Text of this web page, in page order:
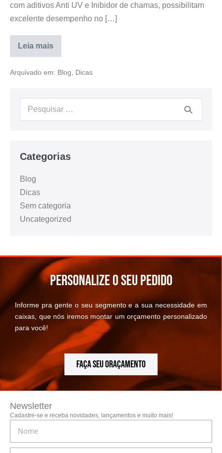
com aditivos Anti UV e Inibidor de chamas, possibilitam
excelente desempenho no […]
Leia mais
Arquivado em: Blog Dicas
Categorias
Blog
Dicas
Sem categoria
Uncategorized
FAÇA SEU ORAÇAMENTO
Personalize o seu pedido
Informe pra gente o seu segmento e a sua necessidade em
caixas, que nós iremos montar um orçamento personalizado
para você!
Newsletter
Cadastre-se e receba novidades, lançamentos e muito mais!